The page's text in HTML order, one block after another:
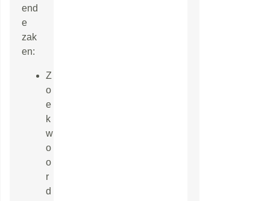
end
e
zak
en:
Z
o
e
k
w
o
o
r
d